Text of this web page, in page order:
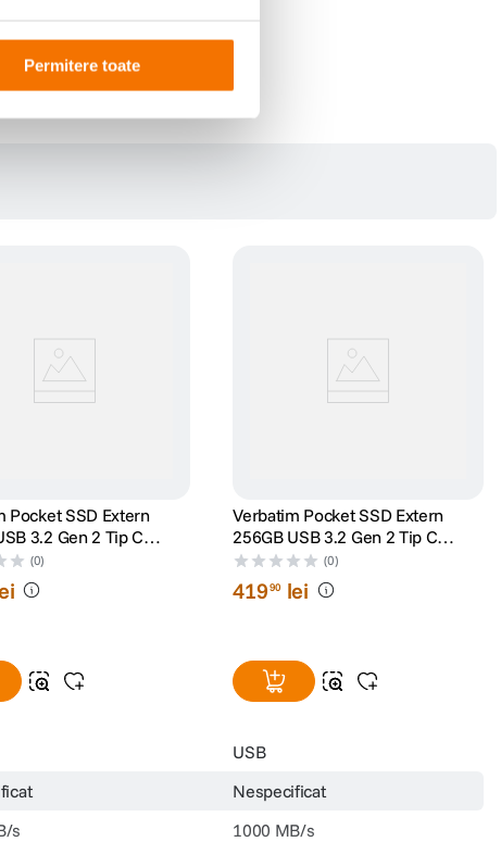
Permitere toate
Pocket SSD Extern
3.2 Gen 2 Tip C
(0)
Verbatim Pocket SSD Extern
256GB USB 3.2 Gen 2 Tip C
Negru/Gri
(0)
41990 lei
USB
Nespecificat
s
1000 MB/s